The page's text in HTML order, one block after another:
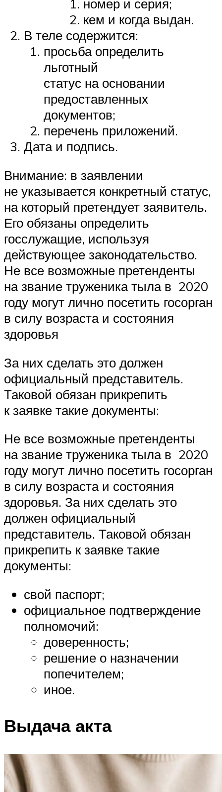
номер и серия;
кем и когда выдан.
В теле содержится:
просьба определить
льготный
статус на основании
предоставленных
документов;
перечень приложений.
Дата и подпись.
Внимание: в заявлении
не указывается конкретный статус,
на который претендует заявитель.
Его обязаны определить
госслужащие, используя
действующее законодательство.
Не все возможные претенденты
на звание труженика тыла в 2020
году могут лично посетить госорган
в силу возраста и состояния
здоровья
За них сделать это должен
официальный представитель.
Таковой обязан прикрепить
к заявке такие документы:
Не все возможные претенденты
на звание труженика тыла в 2020
году могут лично посетить госорган
в силу возраста и состояния
здоровья. За них сделать это
должен официальный
представитель. Таковой обязан
прикрепить к заявке такие
документы:
свой паспорт;
официальное подтверждение
полномочий:
доверенность;
решение о назначении
попечителем;
иное.
Выдача акта